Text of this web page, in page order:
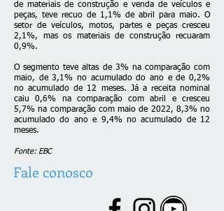
de materiais de construção e venda de veículos e
peças, teve recuo de 1,1% de abril para maio. O
setor de veículos, motos, partes e peças cresceu
2,1%, mas os materiais de construção recuaram
0,9%.
O segmento teve altas de 3% na comparação com
maio, de 3,1% no acumulado do ano e de 0,2%
no acumulado de 12 meses. Já a receita nominal
caiu 0,6% na comparação com abril e cresceu
5,7% na comparação com maio de 2022, 8,3% no
acumulado do ano e 9,4% no acumulado de 12
meses.
Fonte: EBC
Fale conosco